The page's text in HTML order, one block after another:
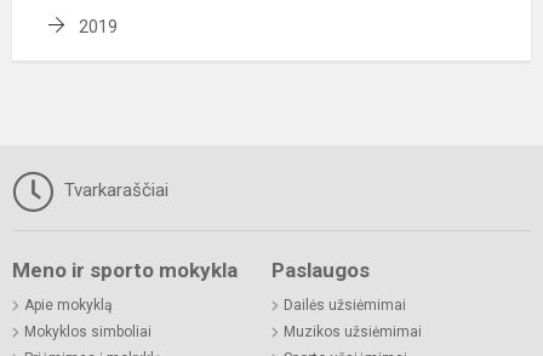
2019
Tvarkaraščiai
Meno ir sporto mokykla
Apie mokyklą
Mokyklos simboliai
Paslaugos
Dailės užsiėmimai
Muzikos užsiėmimai